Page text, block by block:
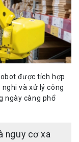
được tích hợp
và xử lý công
ngày càng phổ
nguy cơ xa